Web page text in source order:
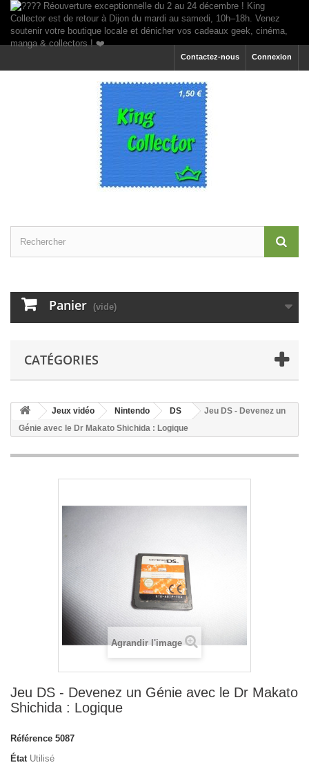
Connexion
Contactez-nous
Panier (vide)
CATÉGORIES
Jeux vidéo Nintendo DS
Jeu DS - Devenez un
Génie avec le Dr Makato Shichida : Logique
Agrandir l'image
Jeu DS - Devenez un Génie avec le Dr Makato
Shichida : Logique
Référence 5087
État Utilisé